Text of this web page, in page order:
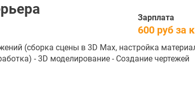
Зарплата
600 руб за
(сборка сцены в 3D Max, настройка
- 3D моделирование - Создание чертежей